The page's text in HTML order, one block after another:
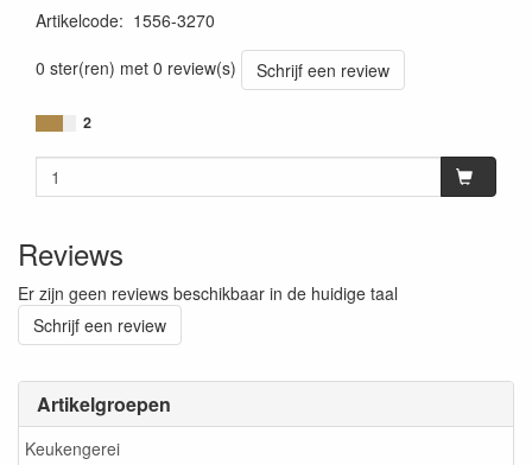
Artikelgroepen
Keukengerei
Artikelcode: 1556-3270
0 ster(ren) met 0 review(s)
Schrijf een review
2
Reviews
Er zijn geen reviews beschikbaar in de huidige taal
Schrijf een review